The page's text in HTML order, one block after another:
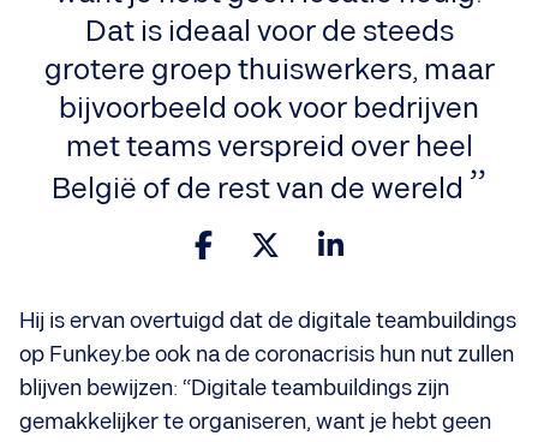
Dat is ideaal voor de steeds
grotere groep thuiswerkers, maar
bijvoorbeeld ook voor bedrijven
met teams verspreid over heel
België of de rest van de wereld
Hij is ervan overtuigd dat de digitale teambuildings
op Funkey.be ook na de coronacrisis hun nut zullen
blijven bewijzen: “Digitale teambuildings zijn
gemakkelijker te organiseren, want je hebt geen